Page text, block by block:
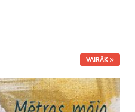
VAIRĀK